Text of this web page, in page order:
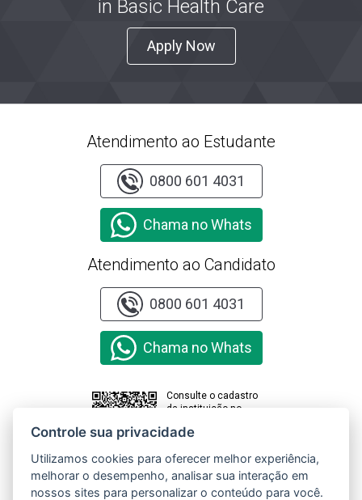
in Basic Health Care
Apply Now
Atendimento ao Estudante
0800 601 4031
Chama no Whats
Atendimento ao Candidato
0800 601 4031
Chama no Whats
Consulte o cadastro
da instituição no
Clique aqui e
acesse o
Controle sua privacidade
Utilizamos cookies para oferecer melhor experiência,
melhorar o desempenho, analisar sua interação em
nossos sites para personalizar o conteúdo para você.